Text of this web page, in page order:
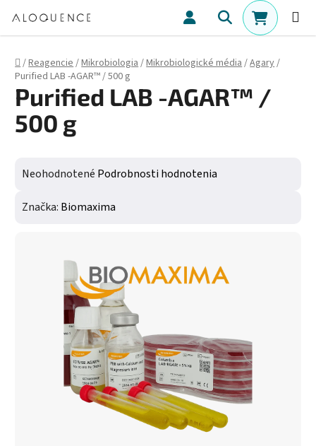
Hľadať
Domov
/Reagencie/Mikrobiologia/Mikrobiologické média/Agary/
Purified LAB -AGAR™ / 500 g
Purified LAB -AGAR™ /
500 g
Priemerné hodnotenie produktu je 0,0 z 5 hviezdičiek.
Neohodnotené Podrobnosti hodnotenia
Značka: Biomaxima